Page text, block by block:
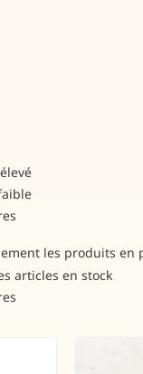
les produits en
articles en stock